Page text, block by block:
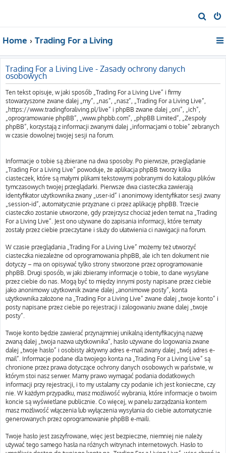
z
Home Trading For a Living
Trading For a Living Live - Zasady ochrony danych
osobowych
Ten tekst opisuje, w jaki sposób „Trading For a Living Live” i firmy
stowarzyszone zwane dalej „my”, „nas”, „nasz”, „Trading For a Living Live”,
„https://www.tradingforaliving.pl/live” i phpBB zwane dalej „oni”, „ich”,
„oprogramowanie phpBB”, „www.phpbb.com”, „phpBB Limited”, „Zespoły
phpBB”, korzystają z informacji zwanymi dalej „informacjami o tobie” zebranych
w czasie dowolnej twojej sesji na forum.
Informacje o tobie są zbierane na dwa sposoby. Po pierwsze, przeglądanie
„Trading For a Living Live” powoduje, że aplikacja phpBB tworzy kilka
ciasteczek, które są małymi plikami tekstowymi pobranymi do katalogu plików
tymczasowych twojej przeglądarki. Pierwsze dwa ciasteczka zawierają
identyfikator użytkownika zwany „user-id” i anonimowy identyfikator sesji zwany
„session-id”, automatycznie przyznane ci przez aplikację phpBB. Trzecie
ciasteczko zostanie utworzone, gdy przejrzysz chociaż jeden temat na „Trading
For a Living Live”. Jest ono używane do zapisania informacji, które tematy
zostały przez ciebie przeczytane i służy do ułatwienia ci nawigacji na forum.
W czasie przeglądania „Trading For a Living Live” możemy też utworzyć
ciasteczka niezależne od oprogramowania phpBB, ale ich ten dokument nie
dotyczy – ma on opisywać tylko strony stworzone przez oprogramowanie
phpBB. Drugi sposób, w jaki zbieramy informacje o tobie, to dane wysyłane
przez ciebie do nas. Mogą być to między innymi posty napisane przez ciebie
jako anonimowy użytkownik zwane dalej „anonimowe posty”, konta
użytkownika założone na „Trading For a Living Live” zwane dalej „twoje konto” i
posty napisane przez ciebie po rejestracji i zalogowaniu zwane dalej „twoje
posty”.
Twoje konto będzie zawierać przynajmniej unikalną identyfikacyjną nazwę
zwaną dalej „twoja nazwa użytkownika”, hasło używane do logowania zwane
dalej „twoje hasło” i osobisty aktywny adres e-mail zwany dalej „twój adres e-
mail”. Informacje podane dla twojego konta na „Trading For a Living Live” są
chronione przez prawa dotyczące ochrony danych osobowych w państwie, w
którym stoi nasz serwer. Mamy prawo wymagać podania dodatkowych
informacji przy rejestracji, i to my ustalamy czy podanie ich jest konieczne, czy
nie. W każdym przypadku, masz możliwość wybrania, które informacje o twoim
koncie są wyświetlane publicznie. Co więcej, w panelu zarządzania kontem
masz możliwość włączenia lub wyłączenia wysyłania do ciebie automatycznie
generowanych przez oprogramowanie phpBB e-maili.
Twoje hasło jest zaszyfrowane, więc jest bezpieczne, niemniej nie należy
używać tego samego hasła na różnych witrynach internetowych. Hasło to